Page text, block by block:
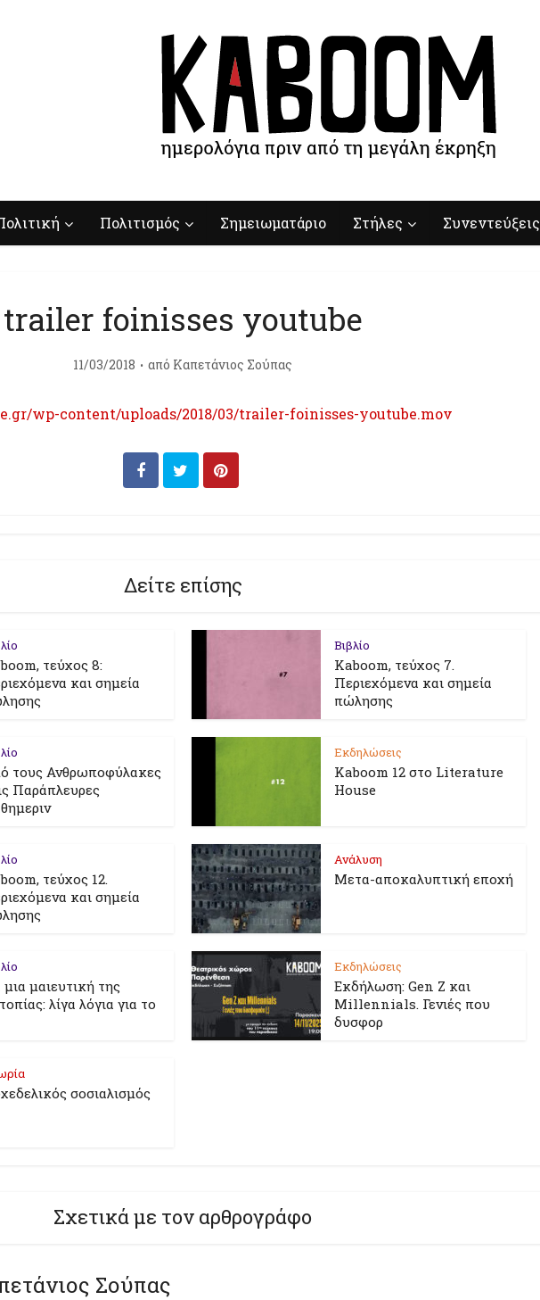
Πολιτισμός Σημειωματάριο Στήλες Συνεντεύξεις
trailer foinisses youtube
11/03/2018 από Καπετάνιος Σούπας
wp-content/uploads/2018/03/trailer-foinisses-youtube.mov
Δείτε επίσης
τεύχος 8:
και σημεία
Βιβλίο
Kaboom, τεύχος 7.
Περιεχόμενα και σημεία
πώλησης
τους Ανθρωποφύλακες
Παράπλευρες
Εκδηλώσεις
Kaboom 12 στο Literature
House
τεύχος 12.
και σημεία
Ανάλυση
Μετα-αποκαλυπτική εποχή
μια μαιευτική της
λίγα λόγια για το
Εκδηλώσεις
Εκδήλωση: Gen Z και
Millennials. Γενιές που
δυσφορ
σοσιαλισμός
Σχετικά με τον αρθρογράφο
Σούπας